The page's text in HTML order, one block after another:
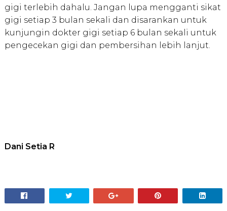
gigi terlebih dahalu. Jangan lupa mengganti sikat
gigi setiap 3 bulan sekali dan disarankan untuk
kunjungin dokter gigi setiap 6 bulan sekali untuk
pengecekan gigi dan pembersihan lebih lanjut.
Dani Setia R